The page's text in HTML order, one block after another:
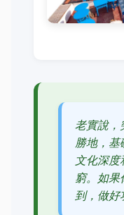
老實說，
勝地，
文化深
窮。如果
到，做好